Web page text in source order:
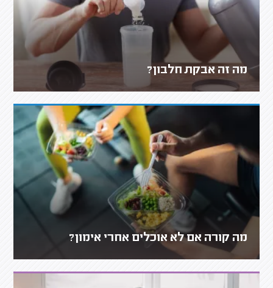
מה זה אבקת חלבון?
מה קורה אם לא אוכלים אחרי אימון?